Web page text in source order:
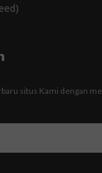
situs Kami dengan